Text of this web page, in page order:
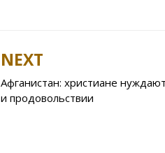
e
NEXT
Афганистан: христиане
и продовольствии